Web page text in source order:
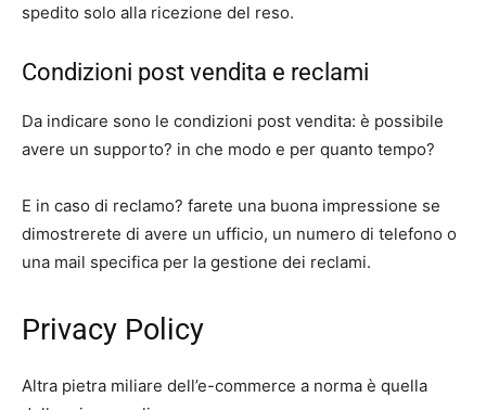
spedito solo alla ricezione del reso.
Condizioni post vendita e reclami
Da indicare sono le condizioni post vendita: è possibile
avere un supporto? in che modo e per quanto tempo?
E in caso di reclamo? farete una buona impressione se
dimostrerete di avere un ufficio, un numero di telefono o
una mail specifica per la gestione dei reclami.
Privacy Policy
Altra pietra miliare dell’e-commerce a norma è quella